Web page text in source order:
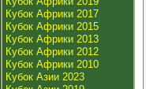
Кубок Африки 2017
Кубок Африки 2015
Кубок Африки 2013
Кубок Африки 2012
Кубок Африки 2010
Кубок Азии 2023